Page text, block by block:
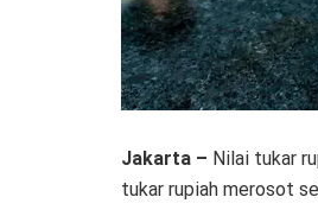
Jakarta – Nilai tukar
tukar rupiah merosot